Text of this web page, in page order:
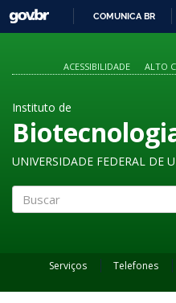
GOVBR
COMUNICA BR
ACESSIBILIDADE
ALTO
Instituto de
UNIVERSIDADE FEDERAL DE
Serviços Telefones